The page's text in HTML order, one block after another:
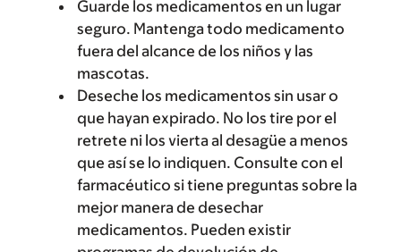
Guarde los medicamentos en un lugar
seguro. Mantenga todo medicamento
fuera del alcance de los niños y las
mascotas.
Deseche los medicamentos sin usar o
que hayan expirado. No los tire por el
retrete ni los vierta al desagüe a menos
que así se lo indiquen. Consulte con el
farmacéutico si tiene preguntas sobre la
mejor manera de desechar
medicamentos. Pueden existir